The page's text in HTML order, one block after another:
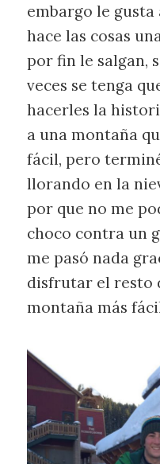
embargo le
hace las cosas
por fin le salgan,
veces se tenga
hacerles la
a una montaña
fácil, pero
llorando en la
por que no me
choco contra un
me pasó nada
disfrutar el resto
montaña más